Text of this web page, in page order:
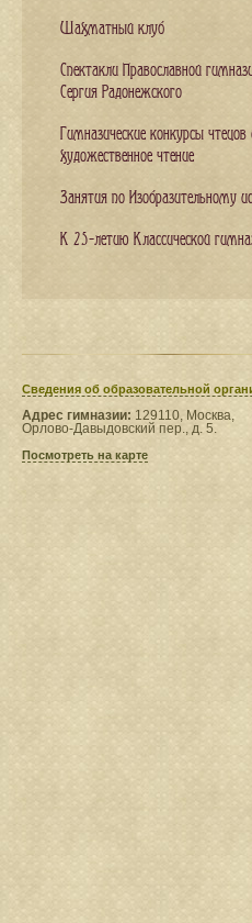
Шахматный клуб
Спектакли Православной
Сергия Радонежского
Гимназические конкурсы чтецов
художественное чтение
Занятия по Изобразительному
К 25-летию Классической
Сведения​ об образовательной
Адрес гимназии: 129110, Москва,
Орлово-Давыдовский пер., д. 5.
Посмотреть на карте